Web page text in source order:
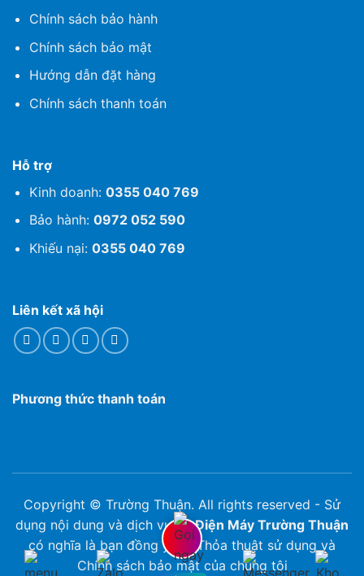
Chính sách bảo hành
Chính sách bảo mật
Hướng dẫn đặt hàng
Chính sách thanh toán
Hỗ trợ
Kinh doanh: 0355 040 769
Bảo hành: 0972 052 590
Khiếu nại: 0355 040 769
Liên kết xã hội
Phương thức thanh toán
Copyright © Trường Thuận. All rights reserved - Sử
dụng nội dung và dịch vụ tạiĐiện Máy Trường Thuận
có nghĩa là bạn đồng ý với Thỏa thuật sử dụng và
Chính sách bảo mật của chúng tôi